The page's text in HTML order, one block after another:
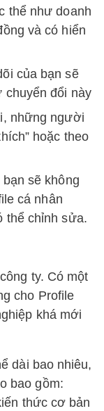
thể như doanh
và có hiển
của bạn sẽ
đổi này
những người
hoặc theo
sẽ không
cá nhân
thể chỉnh sửa.
ty. Có một
cho Profile
khá mới
dài bao nhiêu,
bao gồm:
thức cơ bản